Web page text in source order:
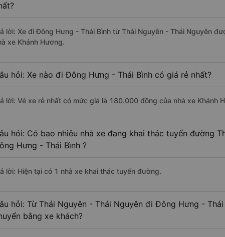
lời: Xe đi Đông Hưng - Thái Bình từ Thái Nguyên - Thái Nguyên
xe Khánh Hương.
hỏi: Xe nào đi Đông Hưng - Thái Bình có giá rẻ nhất?
lời: Vé xe rẻ nhất có mức giá là 180.000 đồng của nhà xe Khánh
hỏi: Có bao nhiêu nhà xe đang khai thác tuyến đường
Hưng - Thái Bình ?
lời: Hiện tại có 1 nhà xe khai thác tuyến đường.
hỏi: Từ Thái Nguyên - Thái Nguyên đi Đông Hưng -
bằng xe khách?